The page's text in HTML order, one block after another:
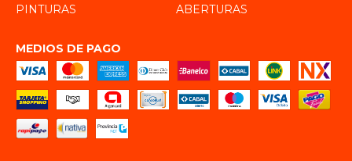
PINTURAS ABERTURAS
MEDIOS DE PAGO